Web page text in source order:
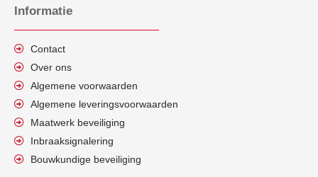
Informatie
Contact
Over ons
Algemene voorwaarden
Algemene leveringsvoorwaarden
Maatwerk beveiliging
Inbraaksignalering
Bouwkundige beveiliging